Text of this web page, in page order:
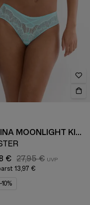
PALINA MOONLIGHT KISS
€ 27,95 €
13,97 €